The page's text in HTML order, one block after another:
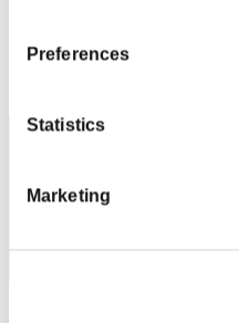
Preferences
Statistics
Marketing